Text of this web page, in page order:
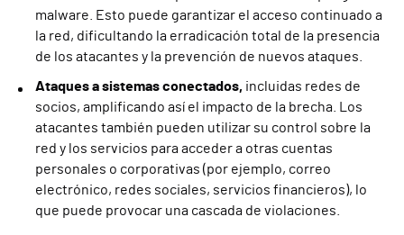
malware. Esto puede garantizar el acceso continuado a
la red, dificultando la erradicación total de la presencia
de los atacantes y la prevención de nuevos ataques.
Ataques a sistemas conectados, incluidas redes de
socios, amplificando así el impacto de la brecha. Los
atacantes también pueden utilizar su control sobre la
red y los servicios para acceder a otras cuentas
personales o corporativas (por ejemplo, correo
electrónico, redes sociales, servicios financieros), lo
que puede provocar una cascada de violaciones.